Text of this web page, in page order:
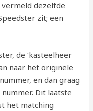
vermeld dezelfde
zit; een
de ‘kasteelheer
naar het originele
en dan graag
Dit laatste
het matching